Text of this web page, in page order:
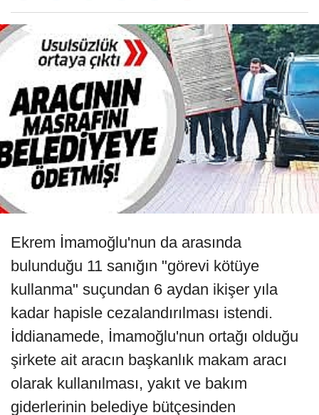
Ekrem İmamoğlu'nun da arasında
bulunduğu 11 sanığın "görevi kötüye
kullanma" suçundan 6 aydan ikişer yıla
kadar hapisle cezalandırılması istendi.
İddianamede, İmamoğlu'nun ortağı olduğu
şirkete ait aracın başkanlık makam aracı
olarak kullanılması, yakıt ve bakım
giderlerinin belediye bütçesinden